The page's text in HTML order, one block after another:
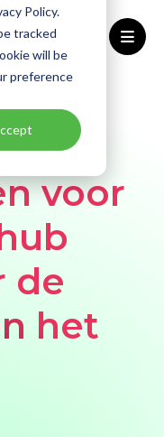
Policy.
tracked
will be
preference
De voordelen voor ISVs van Github Copilot voor de efficiëntie en het geluk van developers
voor
de
het